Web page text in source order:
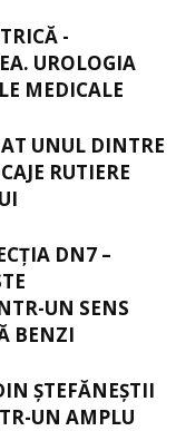
-
UROLOGIA
MEDICALE
UNUL DINTRE
RUTIERE
DN7 –
UN SENS
BENZI
ŞTEFĂNEŞTII
UN AMPLU